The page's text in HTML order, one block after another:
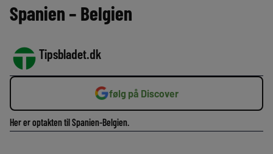
Spanien – Belgien
Tipsbladet.dk
følg på Discover
Her er optakten til Spanien-Belgien.